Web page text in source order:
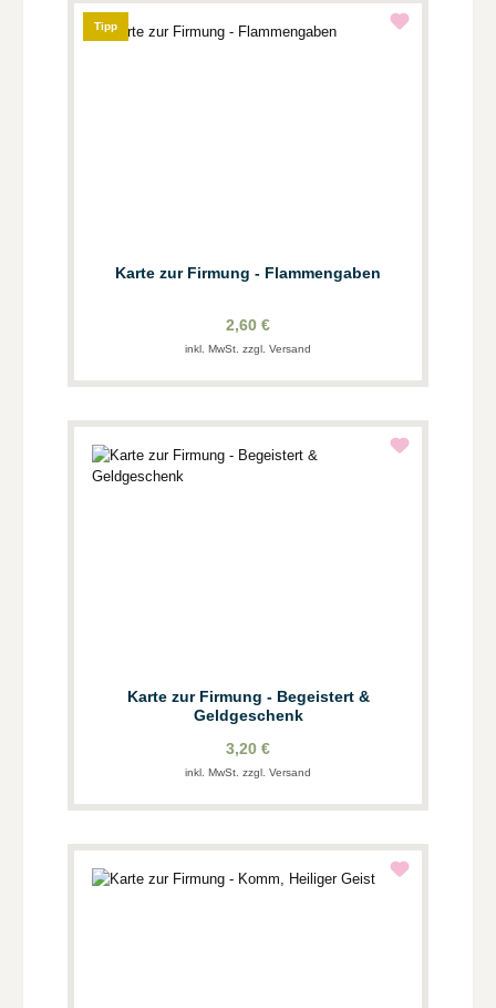
Tipp
Karte zur Firmung - Flammengaben
2,60 €
inkl. MwSt. zzgl. Versand
Karte zur Firmung - Begeistert &
Geldgeschenk
3,20 €
inkl. MwSt. zzgl. Versand